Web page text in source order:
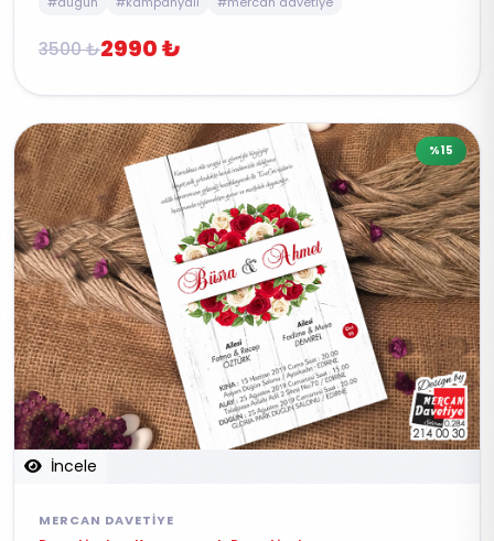
3500 ₺2990 ₺
İncele
%15
MERCAN DAVETIYE